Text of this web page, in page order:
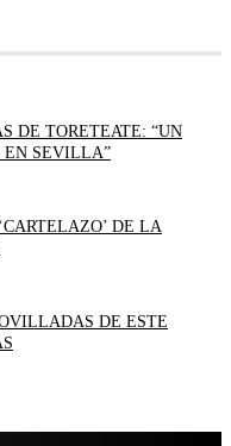
DE TORETEATE: “UN
EN SEVILLA”
DE LA
DE ESTE